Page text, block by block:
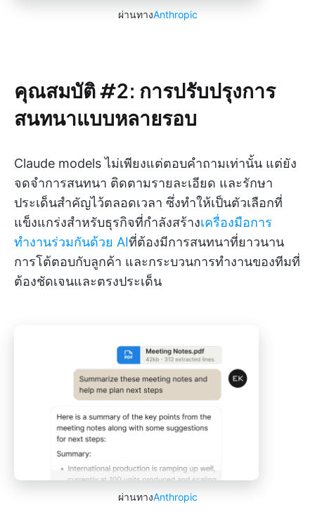
ผ่านทางAnthropic
คุณสมบัติ #2: การปรับปรุงการ
สนทนาแบบหลายรอบ
Claude models ไม่เพียงแต่ตอบคำถามเท่านั้น แต่ยัง
จดจำการสนทนา ติดตามรายละเอียด และรักษา
ประเด็นสำคัญไว้ตลอดเวลา ซึ่งทำให้เป็นตัวเลือกที่
แข็งแกร่งสำหรับธุรกิจที่กำลังสร้างเครื่องมือการ
ทำงานร่วมกันด้วย AIที่ต้องมีการสนทนาที่ยาวนาน
การโต้ตอบกับลูกค้า และกระบวนการทำงานของทีมที่
ต้องชัดเจนและตรงประเด็น
ผ่านทางAnthropic